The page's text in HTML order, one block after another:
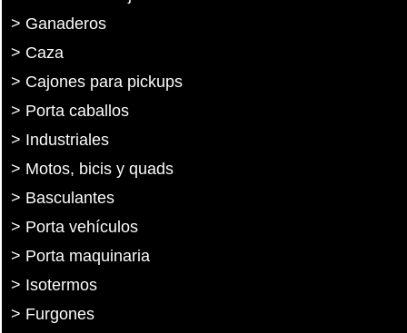
> Ganaderos
> Caza
> Cajones para pickups
> Porta caballos
> Industriales
> Motos, bicis y quads
> Basculantes
> Porta vehículos
> Porta maquinaria
> Isotermos
> Furgones